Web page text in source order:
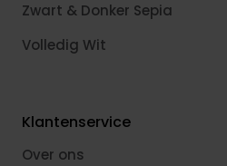
Zwart & Donker Sepia
Volledig Wit
Klantenservice
Over ons